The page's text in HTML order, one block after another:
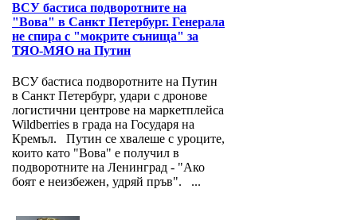
ВСУ бастиса подворотните на
"Вова" в Санкт Петербург. Генерала
не спира с "мокрите сънища" за
ТЯО-МЯО на Путин
ВСУ бастиса подворотните на Путин
в Санкт Петербург, удари с дронове
логистични центрове на маркетплейса
Wildberries в града на Государя на
Кремъл. Путин се хвалеше с уроците,
които като "Вова" е получил в
подворотните на Ленинград - "Ако
боят е неизбежен, удряй пръв". ...